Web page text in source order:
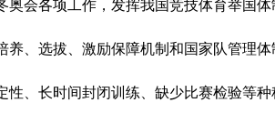
会各项工作，发挥我国竞技体育举国
、选拔、激励保障机制和国家队管理体
长时间封闭训练、缺少比赛检验等